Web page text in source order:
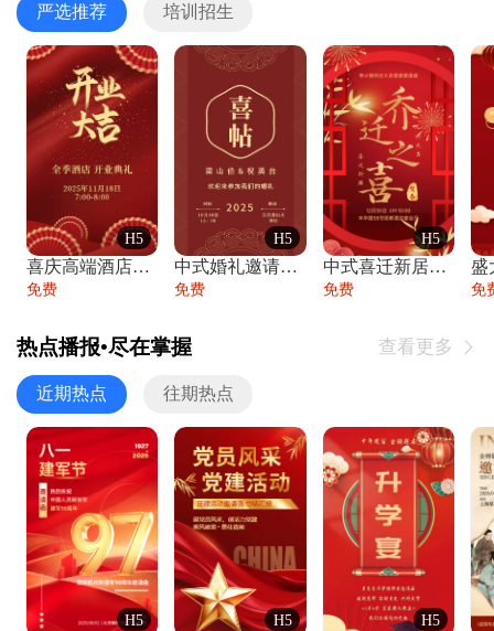
严选推荐 培训招生
H5
喜庆高端酒店开业大吉邀请函
免费
H5
中式婚礼邀请函中国风传统复古婚礼请柬请帖
免费
H5
中式喜迁新居乔迁之喜邀请函宴会请帖
免费 免
热点播报•尽在掌握 查看更多 
近期热点 往期热点
H5 H5 H5